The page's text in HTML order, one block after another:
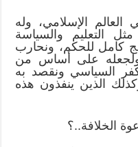
الإسلامي، وله
التعليم والسياسة
كامل للحكم، ونحارب
ولجعله على أساس من
السياسي ونقصد به
الذين ينفذون هذه
الخلافة..؟